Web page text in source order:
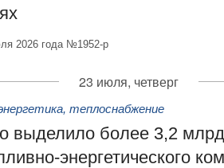
2026 года №1952-р
23 июля, четверг
теплоснабжение
выделило более 3,2
энергетического